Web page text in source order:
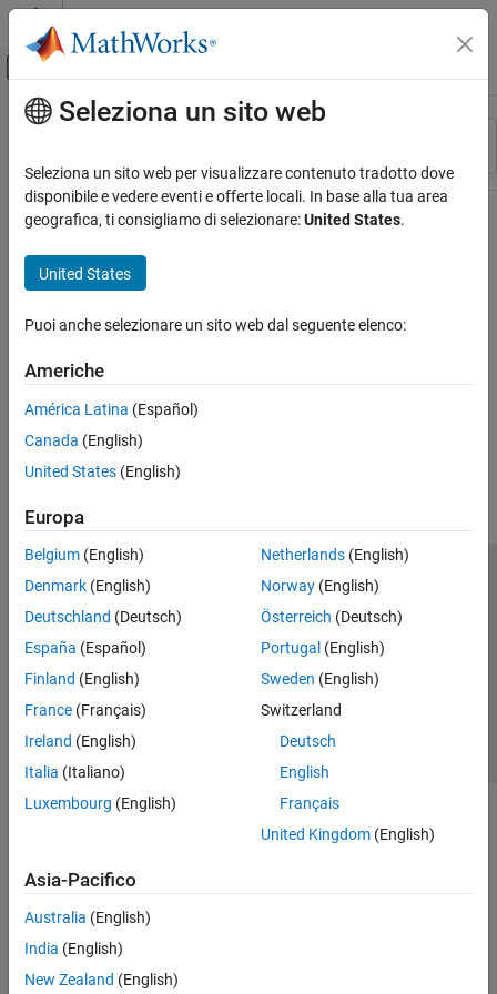
Vai al contenuto
Attiva/disattiva menu di navigazione
Risorsa
Stato
Contenuto principale
Seleziona un sito web
Seleziona un sito web per visualizzare contenuto tradotto dove
disponibile e vedere eventi e offerte locali. In base alla tua area
geografica, ti consigliamo di selezionare:United States.
United States
Puoi anche selezionare un sito web dal seguente elenco:
Americhe
América Latina (Español)
Canada (English)
United States (English)
Europa
Belgium (English)
Denmark (English)
Deutschland (Deutsch)
España (Español)
Finland (English)
France (Français)
Ireland (English)
Italia (Italiano)
Luxembourg (English)
Netherlands(English)
Norway(English)
Österreich (Deutsch)
Portugal (English)
Sweden (English)
Switzerland
Deutsch
English
Français
United Kingdom(English)
Asia-Pacifico
Australia (English)
India (English)
New Zealand (English)
Centro di fiducia
Informativa sulla privacy
Antipirateria
Stato dell'applicazione
Contatti
© 1994-2026 The MathWorks, Inc.